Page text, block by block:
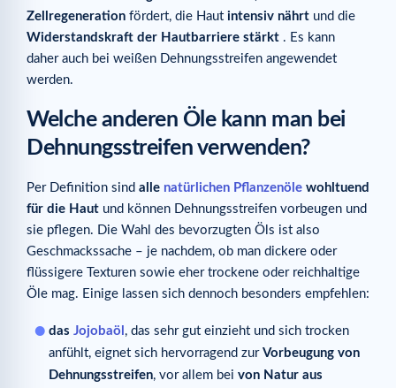
Zellregeneration fördert, die Haut intensiv nährt und die
Widerstandskraft der Hautbarriere stärkt . Es kann
daher auch bei weißen Dehnungsstreifen angewendet
werden.
Welche anderen Öle kann man bei
Dehnungsstreifen verwenden?
Per Definition sind alle natürlichen Pflanzenöle wohltuend
für die Haut und können Dehnungsstreifen vorbeugen und
sie pflegen. Die Wahl des bevorzugten Öls ist also
Geschmackssache – je nachdem, ob man dickere oder
flüssigere Texturen sowie eher trockene oder reichhaltige
Öle mag. Einige lassen sich dennoch besonders empfehlen:
das Jojobaöl , das sehr gut einzieht und sich trocken
anfühlt, eignet sich hervorragend zur Vorbeugung von
Dehnungsstreifen, vor allem bei von Natur aus